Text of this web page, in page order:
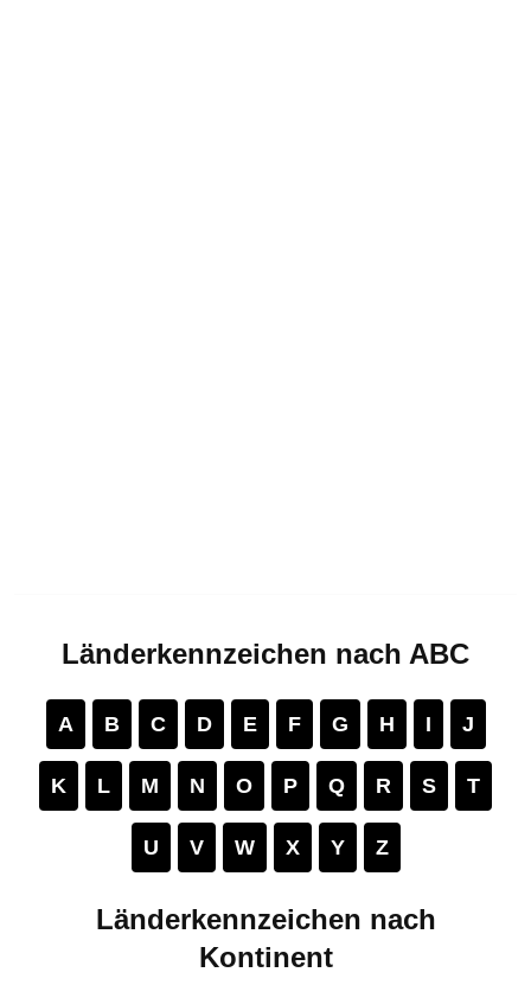
Länderkennzeichen nach ABC
A B C D E F G H I J
K L M N O P Q R S T
U V W X Y Z
Länderkennzeichen nach
Kontinent